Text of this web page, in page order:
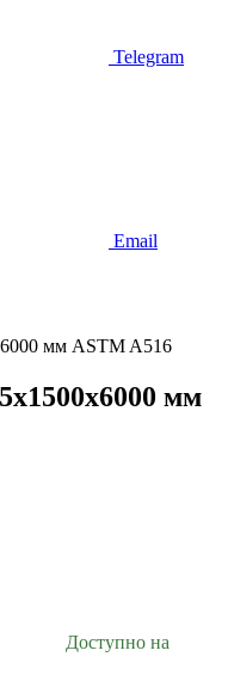
Telegram
Email
мм ASTM A516
мм
Доступно на